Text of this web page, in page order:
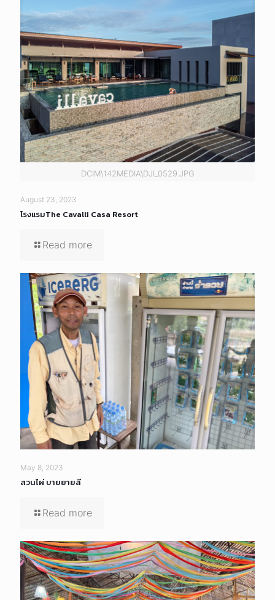
DCIM\142MEDIA\DJI_0529.JPG
August 23, 2023
โรงแรมThe Cavalli Casa Resort
Read more
May 8, 2023
สวนไผ่ บายยายลี
Read more